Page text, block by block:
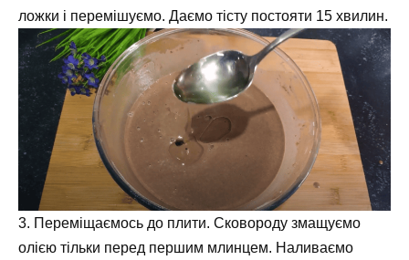
ложки і перемішуємо. Даємо тісту постояти 15 хвилин.
3. Переміщаємось до плити. Сковороду змащуємо
олією тільки перед першим млинцем. Наливаємо